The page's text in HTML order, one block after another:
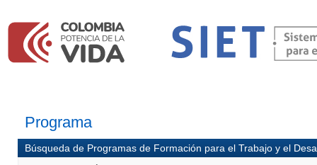
Programa
Búsqueda de Programas de Formación para el Trabajo y el